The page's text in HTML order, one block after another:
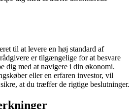
til at levere en høj standard af
er tilgængelige for at besvare
dig med at navigere i din økonomi.
eller en erfaren investor, vil
at du træffer de rigtige beslutninger.